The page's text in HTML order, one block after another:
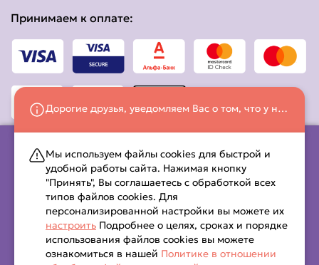
Дорогие друзья, уведомляем Вас о том, что у нас изменился номер телефона! Просим делать заказы по номеру: +375 (33) 658-33-26
Мы используем файлы cookies для быстрой и
удобной работы сайта. Нажимая кнопку
"Принять", Вы соглашаетесь с обработкой всех
типов файлов cookies. Для
персонализированной настройки вы можете их
настроить Подробнее о целях, сроках и порядке
использования файлов cookies вы можете
ознакомиться в нашей Политике в отношении
Принимаем к оплате:
ООО «ДАНДИ РОЛЗ» (УНП 491601664) Свидетельство о гос.
регистрации выдано Канинковичским районным
исполнительным комитетом 18.06.2020 г.
Интернет-магазин включен в Торговый реестр Республики
Беларусь 12.05.2022 № 533697 Юр. адрес:. 247694,
Республика Беларусь, Гомельская область, г. Калинковичи,